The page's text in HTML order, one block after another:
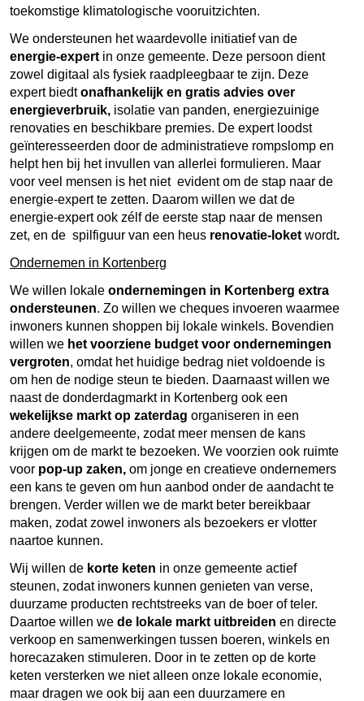
toekomstige klimatologische vooruitzichten.
We ondersteunen het waardevolle initiatief van de
energie-expert in onze gemeente. Deze persoon dient
zowel digitaal als fysiek raadpleegbaar te zijn. Deze
expert biedtonafhankelijk en gratis advies over
energieverbruik, isolatie van panden, energiezuinige
renovaties en beschikbare premies. De expert loodst
geïnteresseerden door de administratieve rompslomp en
helpt hen bij het invullen van allerlei formulieren. Maar
voor veel mensen is het niet evident om de stap naar de
energie-expert te zetten. Daarom willen we dat de
energie-expert ook zélf de eerste stap naar de mensen
zet, en de spilfiguur van een heus renovatie-loket wordt.
Ondernemen in Kortenberg
We willen lokale ondernemingen in Kortenberg extra
ondersteunen. Zo willen we cheques invoeren waarmee
inwoners kunnen shoppen bij lokale winkels. Bovendien
willen we het voorziene budget voor ondernemingen
vergroten, omdat het huidige bedrag niet voldoende is
om hen de nodige steun te bieden. Daarnaast willen we
naast de donderdagmarkt in Kortenberg ook een
wekelijkse markt op zaterdag organiseren in een
andere deelgemeente, zodat meer mensen de kans
krijgen om de markt te bezoeken. We voorzien ook ruimte
voor pop-up zaken, om jonge en creatieve ondernemers
een kans te geven om hun aanbod onder de aandacht te
brengen. Verder willen we de markt beter bereikbaar
maken, zodat zowel inwoners als bezoekers er vlotter
naartoe kunnen.
Wij willen de korte keten in onze gemeente actief
steunen, zodat inwoners kunnen genieten van verse,
duurzame producten rechtstreeks van de boer of teler.
Daartoe willen we de lokale markt uitbreiden en directe
verkoop en samenwerkingen tussen boeren, winkels en
horecazaken stimuleren. Door in te zetten op de korte
keten versterken we niet alleen onze lokale economie,
maar dragen we ook bij aan een duurzamere en